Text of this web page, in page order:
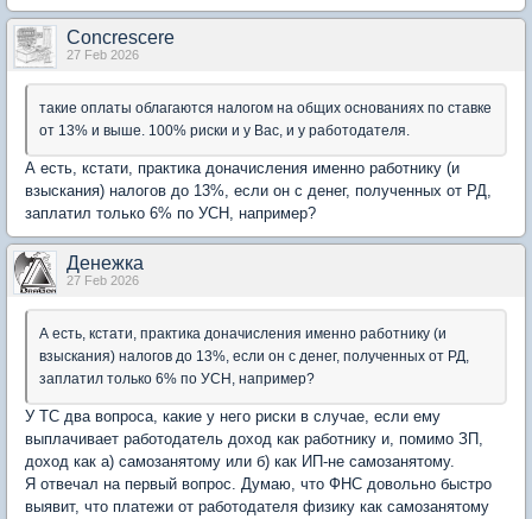
Concrescere
27 Feb 2026
такие оплаты облагаются налогом на общих основаниях по ставке
от 13% и выше. 100% риски и у Вас, и у работодателя.
А есть, кстати, практика доначисления именно работнику (и
взыскания) налогов до 13%, если он с денег, полученных от РД,
заплатил только 6% по УСН, например?
Денежка
27 Feb 2026
А есть, кстати, практика доначисления именно работнику (и
взыскания) налогов до 13%, если он с денег, полученных от РД,
заплатил только 6% по УСН, например?
У ТС два вопроса, какие у него риски в случае, если ему
выплачивает работодатель доход как работнику и, помимо ЗП,
доход как а) самозанятому или б) как ИП-не самозанятому.
Я отвечал на первый вопрос. Думаю, что ФНС довольно быстро
выявит, что платежи от работодателя физику как самозанятому